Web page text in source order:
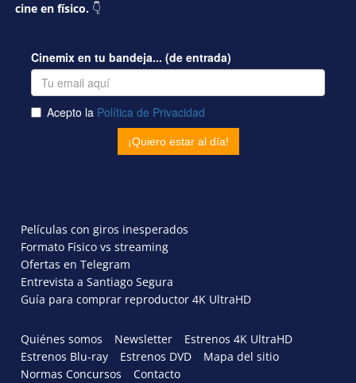
cine en físico. 👇
Películas con giros inesperados
Formato Físico vs streaming
Ofertas en Telegram
Entrevista a Santiago Segura
Guía para comprar reproductor 4K UltraHD
Quiénes somos Newsletter
Estrenos 4K UltraHD
Estrenos Blu-ray
Estrenos DVD
Mapa del sitio
Normas Concursos
Contacto